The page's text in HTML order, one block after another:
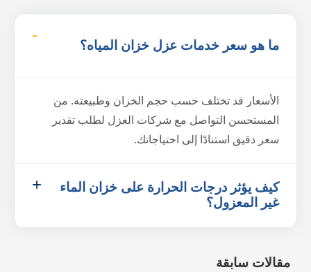
ما هو سعر خدمات عزل خزان المياه؟
الأسعار قد تختلف حسب حجم الخزان وطبيعته. من
المستحسن التواصل مع شركات العزل لطلب تقدير
سعر دقيق استنادًا إلى احتياجاتك.
كيف يؤثر درجات الحرارة على خزان الماء
غير المعزول؟
مقالات سابقة